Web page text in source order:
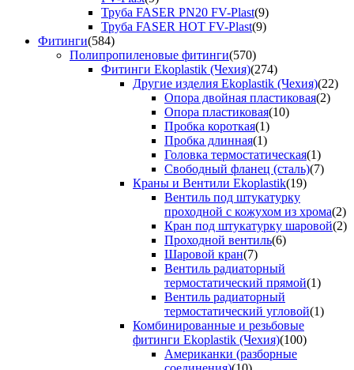
Труба FASER PN20 FV-Plast(9)
Труба FASER HOT FV-Plast(9)
Фитинги(584)
Полипропиленовые фитинги(570)
Фитинги Ekoplastik (Чехия)(274)
Другие изделия Ekoplastik (Чехия)(22)
Опора двойная пластиковая(2)
Опора пластиковая(10)
Пробка короткая(1)
Пробка длинная(1)
Головка термостатическая(1)
Свободный фланец (сталь)(7)
Краны и Вентили Ekoplastik(19)
Вентиль под штукатурку
проходной с кожухом из хрома(2)
Кран под штукатурку шаровой(2)
Проходной вентиль(6)
Шаровой кран(7)
Вентиль радиаторный
термостатический прямой(1)
Вентиль радиаторный
термостатический угловой(1)
Комбинированные и резьбовые
фитинги Ekoplastik (Чехия)(100)
Американки (разборные